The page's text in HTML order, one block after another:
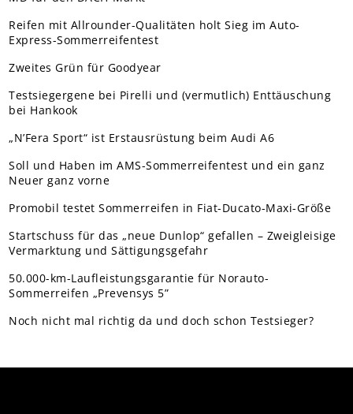
Reifen mit Allrounder-Qualitäten holt Sieg im Auto-
Express-Sommerreifentest
Zweites Grün für Goodyear
Testsiegergene bei Pirelli und (vermutlich) Enttäuschung
bei Hankook
„N’Fera Sport“ ist Erstausrüstung beim Audi A6
Soll und Haben im AMS-Sommerreifentest und ein ganz
Neuer ganz vorne
Promobil testet Sommerreifen in Fiat-Ducato-Maxi-Größe
Startschuss für das „neue Dunlop“ gefallen – Zweigleisige
Vermarktung und Sättigungsgefahr
50.000-km-Laufleistungsgarantie für Norauto-
Sommerreifen „Prevensys 5”
Noch nicht mal richtig da und doch schon Testsieger?